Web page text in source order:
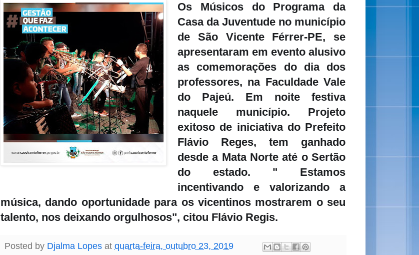
Os Músicos do Programa da
Casa da Juventude no município
de São Vicente Férrer-PE, se
apresentaram em evento alusivo
as comemorações do dia dos
professores, na Faculdade Vale
do Pajeú. Em noite festiva
naquele município. Projeto
exitoso de iniciativa do Prefeito
Flávio Reges, tem ganhado
desde a Mata Norte até o Sertão
do estado. " Estamos
incentivando e valorizando a
música, dando oportunidade para os vicentinos mostrarem o seu
talento, nos deixando orgulhosos", citou Flávio Regis.
Posted by Djalma Lopes at quarta-feira, outubro 23, 2019